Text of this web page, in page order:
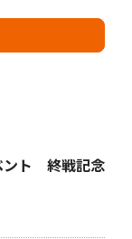
ント 終戦記念